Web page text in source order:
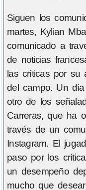
Siguen los
martes, Kylian
comunicado a
de noticias
las críticas por su
del campo. Un
otro de los
Carreras, que ha
través de un
Instagram. El
paso por los
un desempeño
mucho que